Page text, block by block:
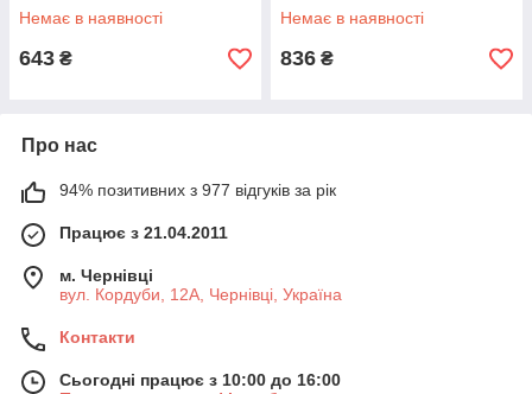
Немає в наявності
643 ₴
Немає в наявності
836 ₴
Про нас
94% позитивних з 977 відгуків за рік
Працює з 21.04.2011
м. Чернівці
вул. Кордуби, 12А, Чернівці, Україна
Контакти
Сьогодні працює з 10:00 до 16:00